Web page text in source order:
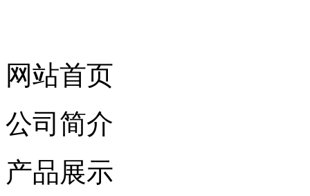
网站首页
公司简介
产品展示